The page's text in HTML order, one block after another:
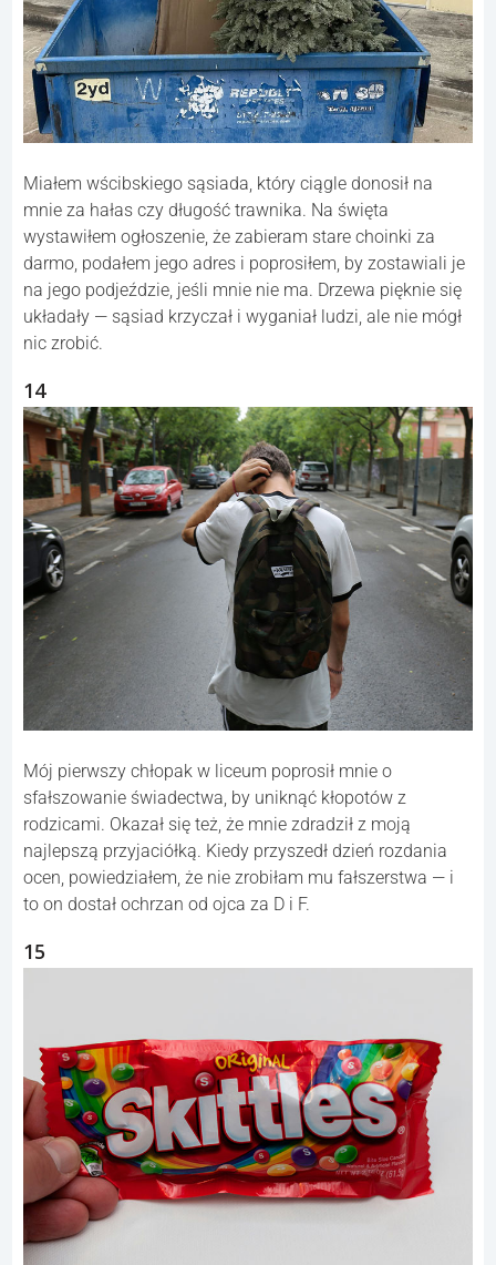
Miałem wścibskiego sąsiada, który ciągle donosił na
mnie za hałas czy długość trawnika. Na święta
wystawiłem ogłoszenie, że zabieram stare choinki za
darmo, podałem jego adres i poprosiłem, by zostawiali je
na jego podjeździe, jeśli mnie nie ma. Drzewa pięknie się
układały — sąsiad krzyczał i wyganiał ludzi, ale nie mógł
nic zrobić.
14
Mój pierwszy chłopak w liceum poprosił mnie o
sfałszowanie świadectwa, by uniknąć kłopotów z
rodzicami. Okazał się też, że mnie zdradził z moją
najlepszą przyjaciółką. Kiedy przyszedł dzień rozdania
ocen, powiedziałem, że nie zrobiłam mu fałszerstwa — i
to on dostał ochrzan od ojca za D i F.
15